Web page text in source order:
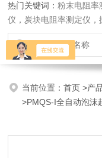
热门关键词：粉末电阻率
仪，炭块电阻率测定仪，
炭块热膨胀仪，炭块透
当前位置：首页>产
>PMQS-I全自动泡沫